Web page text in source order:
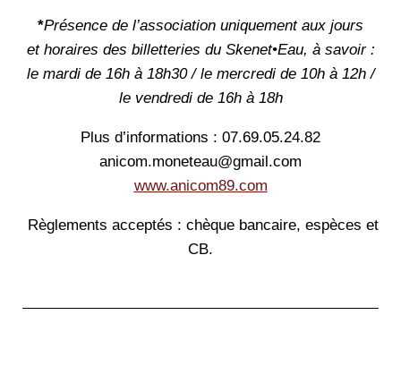
*Présence de l’association uniquement aux jours
et horaires des billetteries du Skenet•Eau, à savoir :
le mardi de 16h à 18h30 / le mercredi de 10h à 12h /
le vendredi de 16h à 18h
Plus d’informations : 07.69.05.24.82
anicom.moneteau@gmail.com
www.anicom89.com
Règlements acceptés : chèque bancaire, espèces et
CB.